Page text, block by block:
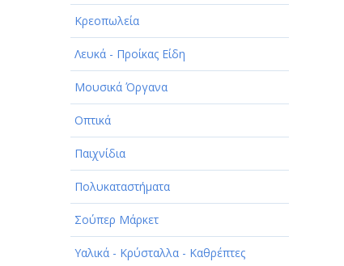
Κρεοπωλεία
Λευκά - Προίκας Είδη
Μουσικά Όργανα
Οπτικά
Παιχνίδια
Πολυκαταστήματα
Σούπερ Μάρκετ
Υαλικά - Κρύσταλλα - Καθρέπτες